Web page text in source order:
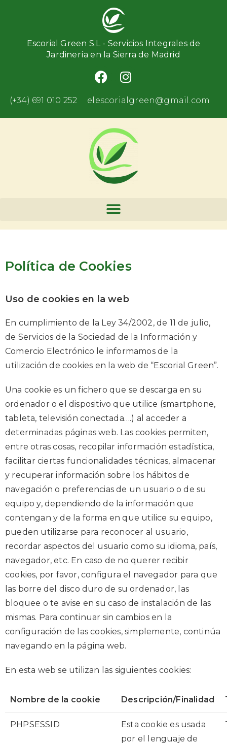
Escorial Green S.L - Servicios Integrales de
Jardinería en la Sierra de Madrid
(+34) 691 010 252 elescorialgreen@gmail.com
Política de Cookies
Uso de cookies en la web
En cumplimiento de la Ley 34/2002, de 11 de julio,
de Servicios de la Sociedad de la Información y
Comercio Electrónico le informamos de la
utilización de cookies en la web de “Escorial Green”.
Una cookie es un fichero que se descarga en su
ordenador o el dispositivo que utilice (smartphone,
tableta, televisión conectada….) al acceder a
determinadas páginas web. Las cookies permiten,
entre otras cosas, recopilar información estadística,
facilitar ciertas funcionalidades técnicas, almacenar
y recuperar información sobre los hábitos de
navegación o preferencias de un usuario o de su
equipo y, dependiendo de la información que
contengan y de la forma en que utilice su equipo,
pueden utilizarse para reconocer al usuario,
recordar aspectos del usuario como su idioma, país,
navegador, etc. En caso de no querer recibir
cookies, por favor, configura el navegador para que
las borre del disco duro de su ordenador, las
bloquee o te avise en su caso de instalación de las
mismas. Para continuar sin cambios en la
configuración de las cookies, simplemente, continúa
navegando en la página web.
En esta web se utilizan las siguientes cookies:
Nombre de la cookie Descripción/Finalidad
PHPSESSID
Esta cookie es usada
por el lenguaje de